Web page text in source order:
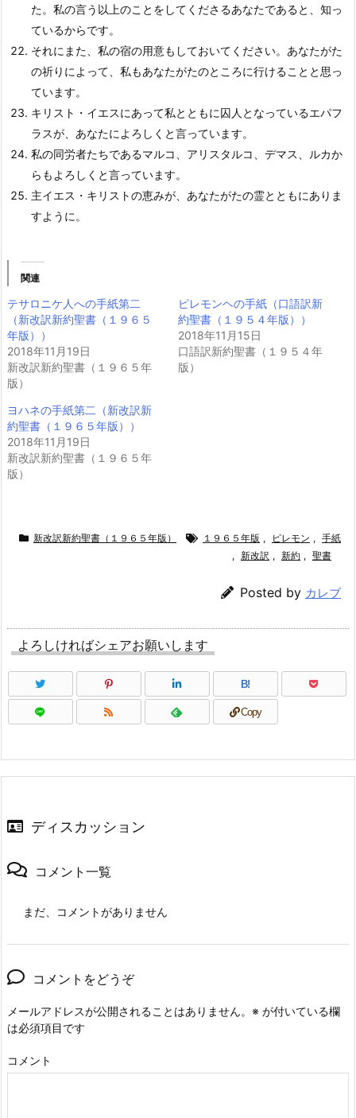
た。私の言う以上のことをしてくださるあなたであると、知っ
ているからです。
それにまた、私の宿の用意もしておいてください。あなたがた
の祈りによって、私もあなたがたのところに行けることと思っ
ています。
キリスト・イエスにあって私とともに囚人となっているエパフ
ラスが、あなたによろしくと言っています。
私の同労者たちであるマルコ、アリスタルコ、デマス、ルカか
らもよろしくと言っています。
主イエス・キリストの恵みが、あなたがたの霊とともにありま
すように。
関連
テサロニケ人への手紙第二
（新改訳新約聖書（１９６５
年版））
2018年11月19日
新改訳新約聖書（１９６５年
版）
ピレモンヘの手紙（口語訳新
約聖書（１９５４年版））
2018年11月15日
口語訳新約聖書（１９５４年
版）
ヨハネの手紙第二（新改訳新
約聖書（１９６５年版））
2018年11月19日
新改訳新約聖書（１９６５年
版）
新改訳新約聖書（１９６５年版） １９６５年版 , ピレモン , 手紙
, 新改訳 , 新約 , 聖書
Posted by カレブ
よろしければシェアお願いします
B!
Copy
ディスカッション
コメント一覧
まだ、コメントがありません
コメントをどうぞ
メールアドレスが公開されることはありません。 ※ が付いている欄
は必須項目です
コメント